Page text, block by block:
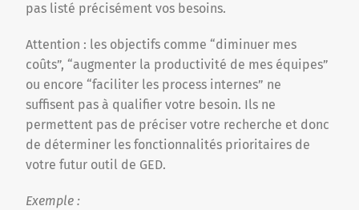
pas listé précisément vos besoins.
Attention : les objectifs comme “diminuer mes
coûts”, “augmenter la productivité de mes équipes”
ou encore “faciliter les process internes” ne
suffisent pas à qualifier votre besoin. Ils ne
permettent pas de préciser votre recherche et donc
de déterminer les fonctionnalités prioritaires de
votre futur outil de GED.
Exemple :